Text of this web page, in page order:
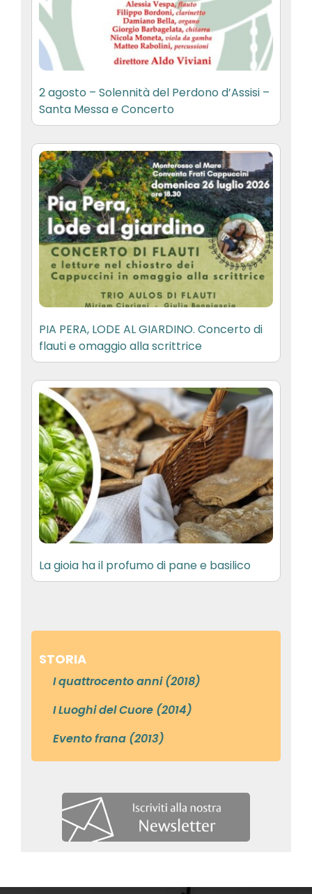
2 agosto – Solennità del Perdono d’Assisi –
Santa Messa e Concerto
PIA PERA, LODE AL GIARDINO. Concerto di
flauti e omaggio alla scrittrice
La gioia ha il profumo di pane e basilico
STORIA
I quattrocento anni (2018)
I Luoghi del Cuore (2014)
Evento frana (2013)